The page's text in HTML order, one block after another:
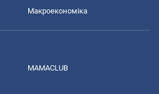
Макроекономіка
MAMACLUB